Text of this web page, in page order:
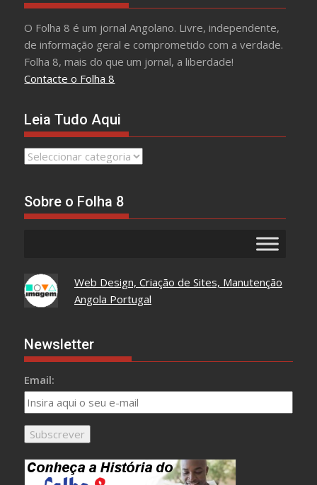
O Folha 8 é um jornal Angolano. Livre, independente,
de informação geral e comprometido com a verdade.
Folha 8, mais do que um jornal, a liberdade!
Contacte o Folha 8
Leia Tudo Aqui
Leia
Sobre o Folha 8
Web Design, Criação de Sites, Manutenção
Angola Portugal
Newsletter
Email: